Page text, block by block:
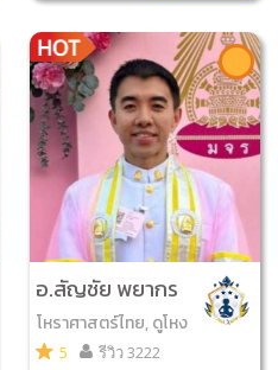
อ.สัญชัย พยากร
ณ์
โหราศาสตร์ไทย, ดูโหง
วเฮ้ง, ไพ่ยิปซี, เลข7ตัว
5 รีวิว 3222